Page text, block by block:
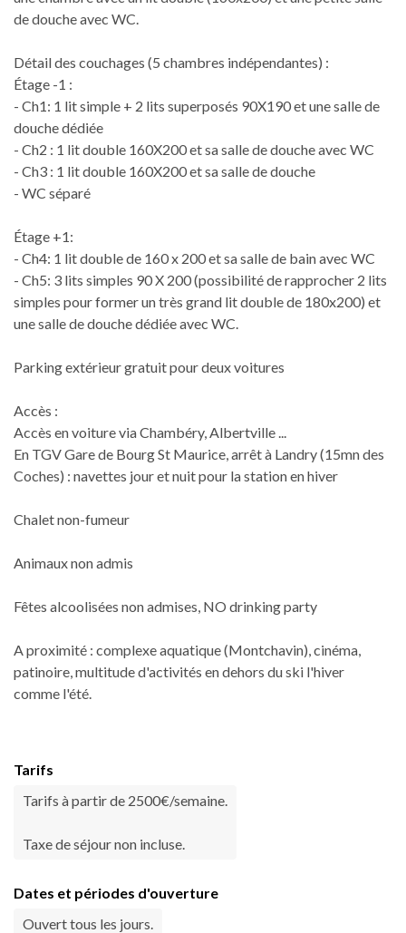
de douche avec WC.
Détail des couchages (5 chambres indépendantes) :
Étage -1 :
- Ch1: 1 lit simple + 2 lits superposés 90X190 et une salle de
douche dédiée
- Ch2 : 1 lit double 160X200 et sa salle de douche avec WC
- Ch3 : 1 lit double 160X200 et sa salle de douche
- WC séparé
Étage +1:
- Ch4: 1 lit double de 160 x 200 et sa salle de bain avec WC
- Ch5: 3 lits simples 90 X 200 (possibilité de rapprocher 2 lits
simples pour former un très grand lit double de 180x200) et
une salle de douche dédiée avec WC.
Parking extérieur gratuit pour deux voitures
Accès :
Accès en voiture via Chambéry, Albertville ...
En TGV Gare de Bourg St Maurice, arrêt à Landry (15mn des
Coches) : navettes jour et nuit pour la station en hiver
Chalet non-fumeur
Animaux non admis
Fêtes alcoolisées non admises, NO drinking party
A proximité : complexe aquatique (Montchavin), cinéma,
patinoire, multitude d'activités en dehors du ski l'hiver
comme l'été.
Tarifs
Tarifs à partir de 2500€/semaine.
Taxe de séjour non incluse.
Dates et périodes d'ouverture
Ouvert tous les jours.